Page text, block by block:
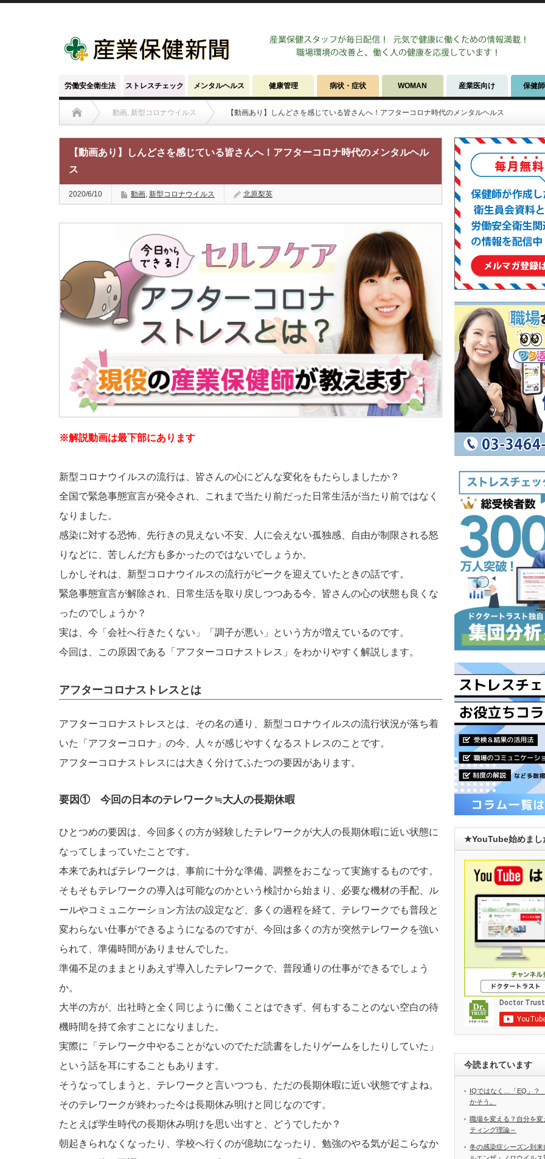
労働安全衛生法 ストレスチェック メンタルヘルス 健康管理 病状・症状 WOMAN 産業医向け 保健
動画, 新型コロナウイルス 【動画あり】しんどさを感じている皆さんへ！アフターコロナ時代のメンタルヘルス
【動画あり】しんどさを感じている皆さんへ！アフターコロナ時代のメンタルヘル
ス
2020/6/10 動画, 新型コロナウイルス 北原梨英
※解説動画は最下部にあります
新型コロナウイルスの流行は、皆さんの心にどんな変化をもたらしましたか？
全国で緊急事態宣言が発令され、これまで当たり前だった日常生活が当たり前ではなく
なりました。
感染に対する恐怖、先行きの見えない不安、人に会えない孤独感、自由が制限される怒
りなどに、苦しんだ方も多かったのではないでしょうか。
しかしそれは、新型コロナウイルスの流行がピークを迎えていたときの話です。
緊急事態宣言が解除され、日常生活を取り戻しつつある今、皆さんの心の状態も良くな
ったのでしょうか？
実は、今「会社へ行きたくない」「調子が悪い」という方が増えているのです。
今回は、この原因である「アフターコロナストレス」をわかりやすく解説します。
アフターコロナストレスとは
アフターコロナストレスとは、その名の通り、新型コロナウイルスの流行状況が落ち着
いた「アフターコロナ」の今、人々が感じやすくなるストレスのことです。
アフターコロナストレスには大きく分けてふたつの要因があります。
要因① 今回の日本のテレワーク≒大人の長期休暇
ひとつめの要因は、今回多くの方が経験したテレワークが大人の長期休暇に近い状態に
なってしまっていたことです。
本来であればテレワークは、事前に十分な準備、調整をおこなって実施するものです。
そもそもテレワークの導入は可能なのかという検討から始まり、必要な機材の手配、ル
ールやコミュニケーション方法の設定など、多くの過程を経て、テレワークでも普段と
変わらない仕事ができるようになるのですが、今回は多くの方が突然テレワークを強い
られて、準備時間がありませんでした。
準備不足のままとりあえず導入したテレワークで、普段通りの仕事ができるでしょう
か。
大半の方が、出社時と全く同じように働くことはできず、何もすることのない空白の待
機時間を持て余すことになりました。
実際に「テレワーク中やることがないのでただ読書をしたりゲームをしたりしていた」
という話を耳にすることもあります。
そうなってしまうと、テレワークと言いつつも、ただの長期休暇に近い状態ですよね。
そのテレワークが終わった今は長期休み明けと同じなのです。
たとえば学生時代の長期休み明けを思い出すと、どうでしたか？
朝起きられなくなったり、学校へ行くのが億劫になったり、勉強のやる気が起こらなか
★YouTube始めま
今読まれています
IQではなく…「EQ」？
かそう。
職場を変える？自分を
ティング理論～
冬の感染症シーズン到